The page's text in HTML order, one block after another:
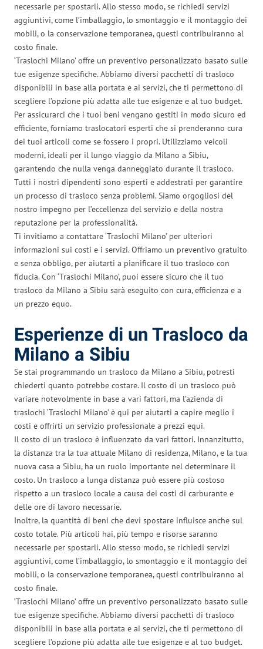
necessarie per spostarli. Allo stesso modo, se richiedi servizi
aggiuntivi, come l’imballaggio, lo smontaggio e il montaggio dei
mobili, o la conservazione temporanea, questi contribuiranno al
costo finale.
‘Traslochi Milano’ offre un preventivo personalizzato basato sulle
tue esigenze specifiche. Abbiamo diversi pacchetti di trasloco
disponibili in base alla portata e ai servizi, che ti permettono di
scegliere l’opzione più adatta alle tue esigenze e al tuo budget.
Per assicurarci che i tuoi beni vengano gestiti in modo sicuro ed
efficiente, forniamo traslocatori esperti che si prenderanno cura
dei tuoi articoli come se fossero i propri. Utilizziamo veicoli
moderni, ideali per il lungo viaggio da Milano a Sibiu,
garantendo che nulla venga danneggiato durante il trasloco.
Tutti i nostri dipendenti sono esperti e addestrati per garantire
un processo di trasloco senza problemi. Siamo orgogliosi del
nostro impegno per l’eccellenza del servizio e della nostra
reputazione per la professionalità.
Ti invitiamo a contattare ‘Traslochi Milano’ per ulteriori
informazioni sui costi e i servizi. Offriamo un preventivo gratuito
e senza obbligo, per aiutarti a pianificare il tuo trasloco con
fiducia. Con ‘Traslochi Milano’, puoi essere sicuro che il tuo
trasloco da Milano a Sibiu sarà eseguito con cura, efficienza e a
un prezzo equo.
Esperienze di un Trasloco da
Milano a Sibiu
Se stai programmando un trasloco da Milano a Sibiu, potresti
chiederti quanto potrebbe costare. Il costo di un trasloco può
variare notevolmente in base a vari fattori, ma l’azienda di
traslochi ‘Traslochi Milano’ è qui per aiutarti a capire meglio i
costi e offrirti un servizio professionale a prezzi equi.
Il costo di un trasloco è influenzato da vari fattori. Innanzitutto,
la distanza tra la tua attuale Milano di residenza, Milano, e la tua
nuova casa a Sibiu, ha un ruolo importante nel determinare il
costo. Un trasloco a lunga distanza può essere più costoso
rispetto a un trasloco locale a causa dei costi di carburante e
delle ore di lavoro necessarie.
Inoltre, la quantità di beni che devi spostare influisce anche sul
costo totale. Più articoli hai, più tempo e risorse saranno
necessarie per spostarli. Allo stesso modo, se richiedi servizi
aggiuntivi, come l’imballaggio, lo smontaggio e il montaggio dei
mobili, o la conservazione temporanea, questi contribuiranno al
costo finale.
‘Traslochi Milano’ offre un preventivo personalizzato basato sulle
tue esigenze specifiche. Abbiamo diversi pacchetti di trasloco
disponibili in base alla portata e ai servizi, che ti permettono di
scegliere l’opzione più adatta alle tue esigenze e al tuo budget.